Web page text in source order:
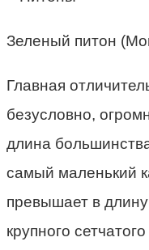
Зеленый питон
Главная
безусловно,
длина
самый маленький
превышает в
крупного